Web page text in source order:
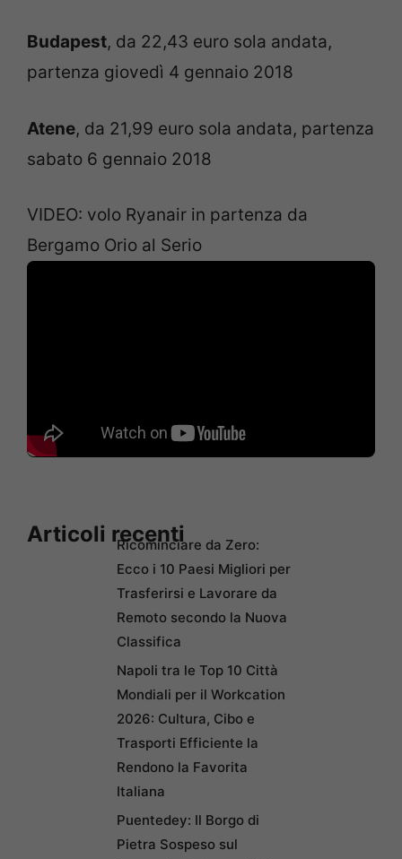
Budapest, da 22,43 euro sola andata,
partenza giovedì 4 gennaio 2018
Atene, da 21,99 euro sola andata, partenza
sabato 6 gennaio 2018
VIDEO: volo Ryanair in partenza da
Bergamo Orio al Serio
Articoli recentiRicominciare da Zero:
Ecco i 10 Paesi Migliori per
Trasferirsi e Lavorare da
Remoto secondo la Nuova
Classifica
Napoli tra le Top 10 Città
Mondiali per il Workcation
2026: Cultura, Cibo e
Trasporti Efficiente la
Rendono la Favorita
Italiana
Puentedey: Il Borgo di
Pietra Sospeso sul